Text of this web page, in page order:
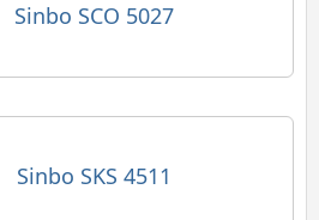
Sinbo SCO 5027
Sinbo SKS 4511